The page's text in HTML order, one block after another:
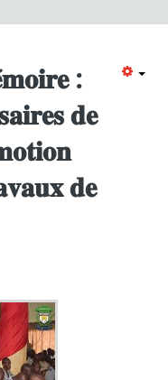
l'Homme
:
𝐝𝐞
𝐝𝐞